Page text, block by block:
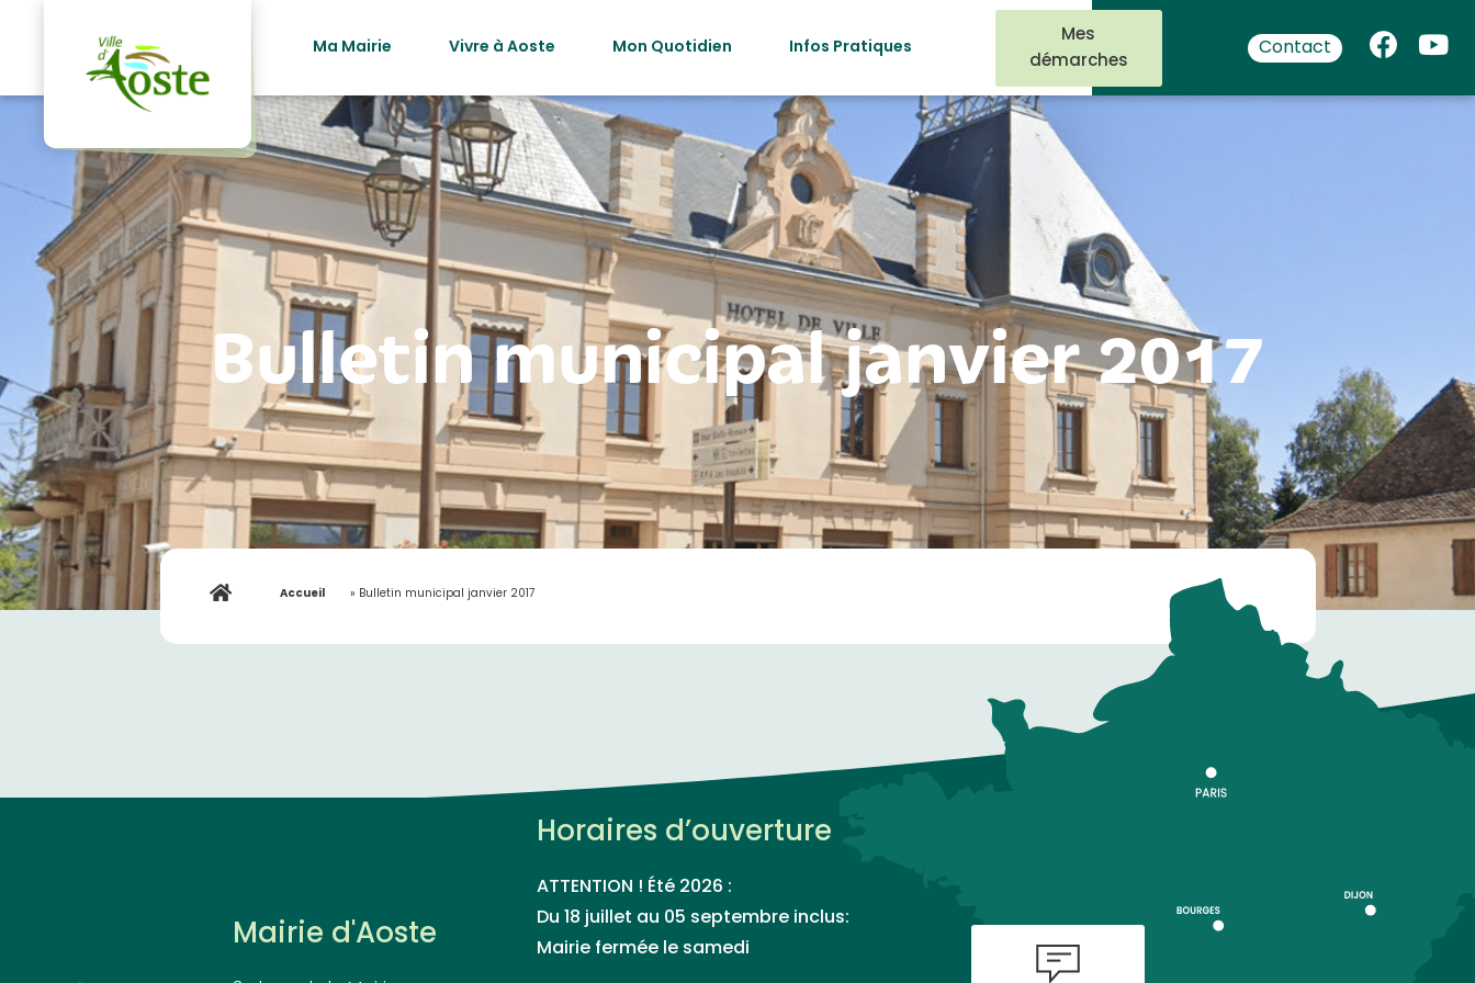
Ma Mairie
Vivre à Aoste Mon Quotidien Infos Pratiques
Mes
démarches
Contact
Bulletin municipal janvier 2017
Accueil » Bulletin municipal janvier 2017
Mairie d'Aoste
Horaires d’ouverture
ATTENTION ! Été 2026 :
Du 18 juillet au 05 septembre inclus:
Mairie fermée le samedi